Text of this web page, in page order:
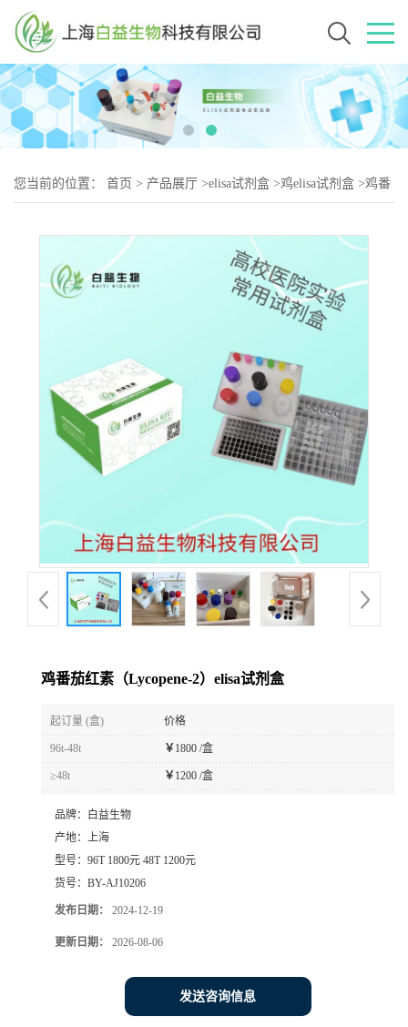
您当前的位置： 首页 > 产品展厅 >elisa试剂盒 >鸡elisa试剂盒 >鸡番
鸡番茄红素（Lycopene-2）elisa试剂盒
起订量 (盒) 价格
96t-48t ￥ 1800 /盒
≥48t ￥ 1200 /盒
品牌：
白益生物
产地： 上海
型号： 96T 1800元 48T 1200元
货号： BY-AJ10206
发布日期： 2024-12-19
更新日期： 2026-08-06
发送咨询信息